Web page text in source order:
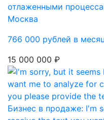
отлаженными
Москва
766 000 рублей в
15 000 000 ₽
Бизнес в продаже: I'm